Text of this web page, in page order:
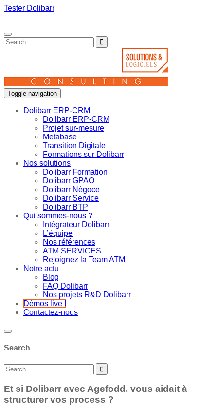
Tester Dolibarr
Toggle navigation
Dolibarr ERP-CRM
Dolibarr ERP-CRM
Projet sur-mesure
Metabase
Transition Digitale
Formations sur Dolibarr
Nos solutions
Dolibarr Formation
Dolibarr GPAO
Dolibarr Négoce
Dolibarr Service
Dolibarr BTP
Qui sommes-nous ?
Intégrateur Dolibarr
L’équipe
Nos références
ATM SERVICES
Rejoignez la Team ATM
Notre actu
Blog
FAQ Dolibarr
Nos projets R&D Dolibarr
Démos live !
Contactez-nous
Search
Et si Dolibarr avec Agefodd, vous aidait à
structurer vos process ?